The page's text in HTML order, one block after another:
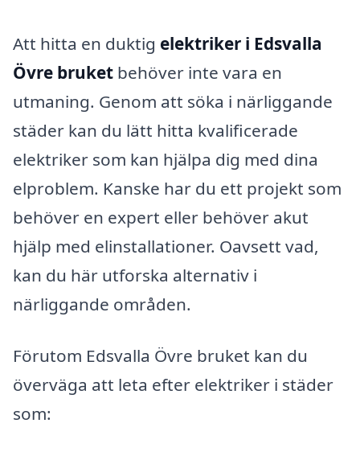
Att hitta en duktig elektriker i Edsvalla
Övre bruket behöver inte vara en
utmaning. Genom att söka i närliggande
städer kan du lätt hitta kvalificerade
elektriker som kan hjälpa dig med dina
elproblem. Kanske har du ett projekt som
behöver en expert eller behöver akut
hjälp med elinstallationer. Oavsett vad,
kan du här utforska alternativ i
närliggande områden.
Förutom Edsvalla Övre bruket kan du
överväga att leta efter elektriker i städer
som: